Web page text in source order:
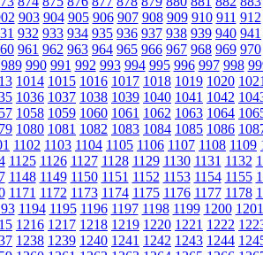
903 904 905 906 907 908 909 910 911 912
932 933 934 935 936 937 938 939 940 941
961 962 963 964 965 966 967 968 969 970
989 990 991 992 993 994 995 996 997 998
1014 1015 1016 1017 1018 1019 1020
1036 1037 1038 1039 1040 1041 1042
1058 1059 1060 1061 1062 1063 1064
1080 1081 1082 1083 1084 1085 1086
1102 1103 1104 1105 1106 1107 1108 1109
1125 1126 1127 1128 1129 1130 1131 1132
1148 1149 1150 1151 1152 1153 1154 1155
1171 1172 1173 1174 1175 1176 1177 1178
1194 1195 1196 1197 1198 1199 1200 1201
1216 1217 1218 1219 1220 1221 1222
1238 1239 1240 1241 1242 1243 1244